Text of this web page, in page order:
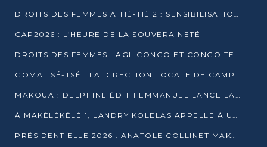
DROITS DES FEMMES À TIÉ-TIÉ 2 : SENSIBILISATION ET PÉDAGOGIE SUR LE DROIT DE VOTE
CAP2026 : L’HEURE DE LA SOUVERAINETÉ
DROITS DES FEMMES : AGL CONGO ET CONGO TERMINAL METTENT EN AVANT LE LEADERSHIP FÉMININ
GOMA TSÉ-TSÉ : LA DIRECTION LOCALE DE CAMPAGNE INTENSIFIE LA SENSIBILISATION DANS LES VILLAGES
MAKOUA : DELPHINE ÉDITH EMMANUEL LANCE LA CAMPAGNE POUR DENIS SASSOU-N’GUESSO
À MAKÉLÉKÉLÉ 1, LANDRY KOLELAS APPELLE À UNE MOBILISATION MASSIVE EN FAVEUR DE DENIS SASSOU-N’GUESSO
PRÉSIDENTIELLE 2026 : ANATOLE COLLINET MAKOSSO DÉFEND LE PROJET DE SOCIÉTÉ DE DENIS SASSOU NGUESSO